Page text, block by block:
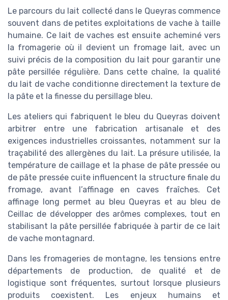
Le parcours du lait collecté dans le Queyras commence
souvent dans de petites exploitations de vache à taille
humaine. Ce lait de vaches est ensuite acheminé vers
la fromagerie où il devient un fromage lait, avec un
suivi précis de la composition du lait pour garantir une
pâte persillée régulière. Dans cette chaîne, la qualité
du lait de vache conditionne directement la texture de
la pâte et la finesse du persillage bleu.
Les ateliers qui fabriquent le bleu du Queyras doivent
arbitrer entre une fabrication artisanale et des
exigences industrielles croissantes, notamment sur la
traçabilité des allergènes du lait. La présure utilisée, la
température de caillage et la phase de pâte pressée ou
de pâte pressée cuite influencent la structure finale du
fromage, avant l’affinage en caves fraîches. Cet
affinage long permet au bleu Queyras et au bleu de
Ceillac de développer des arômes complexes, tout en
stabilisant la pâte persillée fabriquée à partir de ce lait
de vache montagnard.
Dans les fromageries de montagne, les tensions entre
départements de production, de qualité et de
logistique sont fréquentes, surtout lorsque plusieurs
produits coexistent. Les enjeux humains et